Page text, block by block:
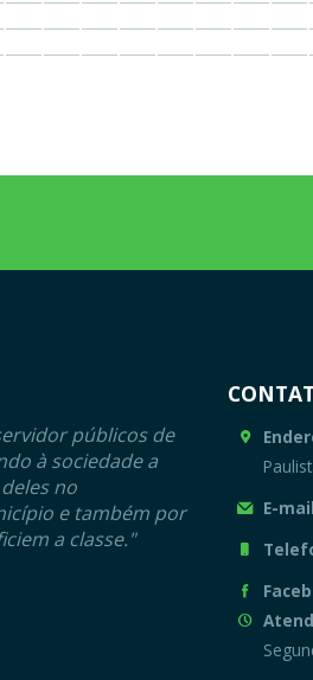
públicos de
à sociedade a
no
e também por
a classe."
E-